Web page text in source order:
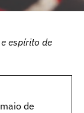
espírito de
de